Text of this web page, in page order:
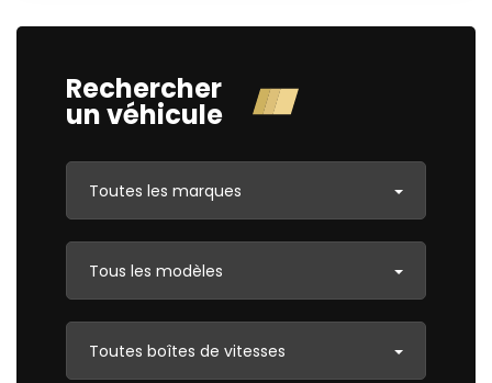
Rechercher
un véhicule
Toutes les marques
Tous les modèles
Toutes boîtes de vitesses